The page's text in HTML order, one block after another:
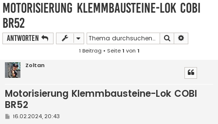
Motorisierung Klemmbausteine-Lok COBI
BR52
Antworten Suche
1 Beitrag • Seite1 von 1
Zoltan
Motorisierung Klemmbausteine-Lok COBI
BR52
B16.02.2024, 20:43